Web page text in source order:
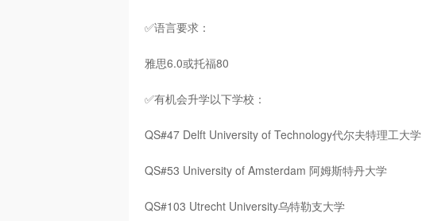
✅语言要求：
雅思6.0或托福80
✅有机会升学以下学校：
QS#47 Delft University of Technology代尔夫特理工大学
QS#53 University of Amsterdam 阿姆斯特丹大学
QS#103 Utrecht University乌特勒支大学